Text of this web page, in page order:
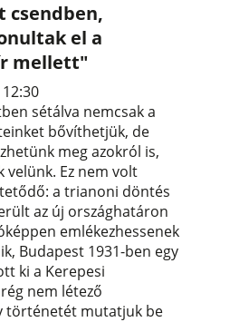
csendben,
el a
mellett"
sétálva nemcsak a
bővíthetjük, de
meg azokról is,
velünk. Ez nem volt
a trianoni döntés
az új országhatáron
emlékezhessenek
Budapest 1931-ben egy
ki a Kerepesi
nem létező
történetét mutatjuk be